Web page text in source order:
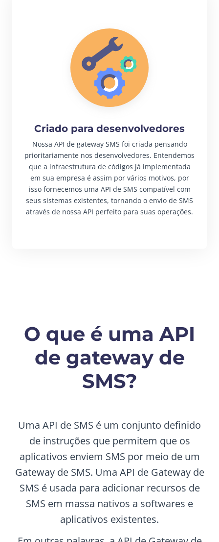
Criado para desenvolvedores
Nossa API de gateway SMS foi criada pensando
prioritariamente nos desenvolvedores. Entendemos
que a infraestrutura de códigos já implementada
em sua empresa é assim por vários motivos, por
isso fornecemos uma API de SMS compatível com
seus sistemas existentes, tornando o envio de SMS
através de nossa API perfeito para suas operações.
O que é uma API
de gateway de
SMS?
Uma API de SMS é um conjunto definido
de instruções que permitem que os
aplicativos enviem SMS por meio de um
Gateway de SMS. Uma API de Gateway de
SMS é usada para adicionar recursos de
SMS em massa nativos a softwares e
aplicativos existentes.